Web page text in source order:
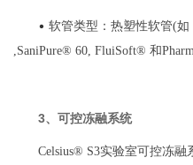
• 软管类型：热塑性软管(
,SaniPure® 60, FluiSoft® 和
3、可控冻融系统
Celsius® S3实验室可控冻融